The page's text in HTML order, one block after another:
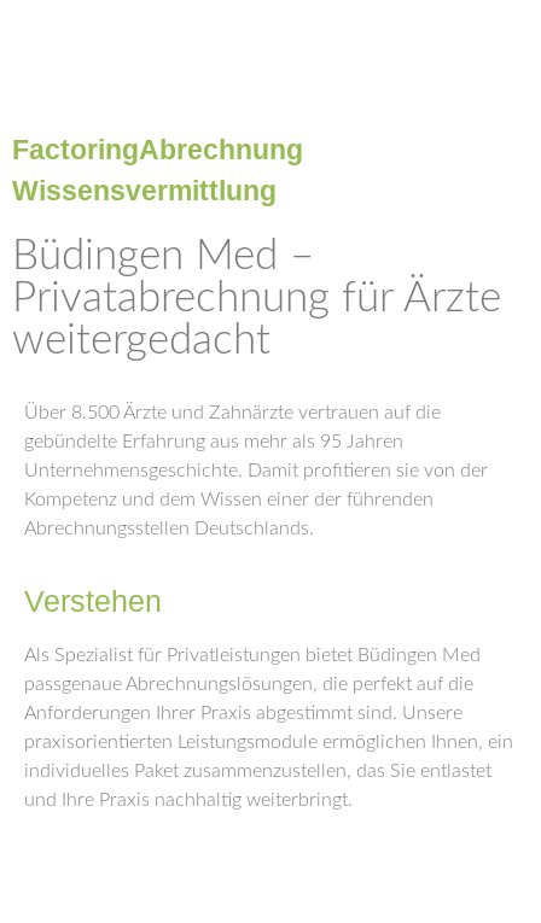
FactoringAbrechnung
Wissensvermittlung
Büdingen Med –
Privatabrechnung für Ärzte
weitergedacht
Über 8.500 Ärzte und Zahnärzte vertrauen auf die
gebündelte Erfahrung aus mehr als 95 Jahren
Unternehmensgeschichte. Damit profitieren sie von der
Kompetenz und dem Wissen einer der führenden
Abrechnungsstellen Deutschlands.
Verstehen
Als Spezialist für Privatleistungen bietet Büdingen Med
passgenaue Abrechnungslösungen, die perfekt auf die
Anforderungen Ihrer Praxis abgestimmt sind. Unsere
praxisorientierten Leistungsmodule ermöglichen Ihnen, ein
individuelles Paket zusammenzustellen, das Sie entlastet
und Ihre Praxis nachhaltig weiterbringt.